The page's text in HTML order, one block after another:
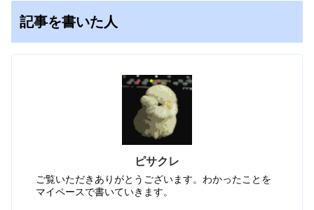
記事を書いた人
ピサクレ
ご覧いただきありがとうございます。わかったことを
マイペースで書いていきます。